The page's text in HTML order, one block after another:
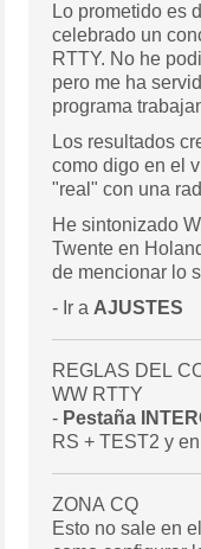
Lo prometido es
celebrado un
RTTY. No he
pero me ha
programa
Los resultados
como digo en el
"real" con una
He sintonizado
Twente en
de mencionar lo
- Ir a AJUSTES
REGLAS DEL
WW RTTY
- Pestaña
RS + TEST2 y
ZONA CQ
Esto no sale en